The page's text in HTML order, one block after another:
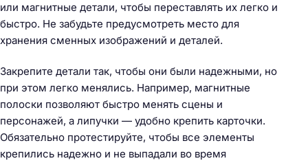
или магнитные детали, чтобы переставлять их легко и
быстро. Не забудьте предусмотреть место для
хранения сменных изображений и деталей.
Закрепите детали так, чтобы они были надежными, но
при этом легко менялись. Например, магнитные
полоски позволяют быстро менять сцены и
персонажей, а липучки — удобно крепить карточки.
Обязательно протестируйте, чтобы все элементы
крепились надежно и не выпадали во время